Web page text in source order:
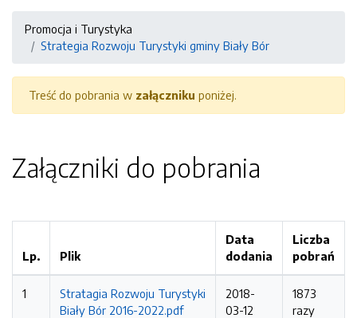
Promocja i Turystyka
Strategia Rozwoju Turystyki gminy Biały Bór
Treść do pobrania w załączniku poniżej.
Załączniki do pobrania
Lp. Plik
Data
dodania
Liczba
pobrań
1
Stratagia Rozwoju Turystyki
Biały Bór 2016-2022.pdf
2018-
03-12
1873
razy